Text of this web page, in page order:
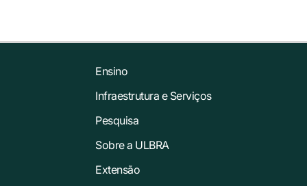
Ensino
Infraestrutura e Serviços
Pesquisa
Sobre a ULBRA
Extensão